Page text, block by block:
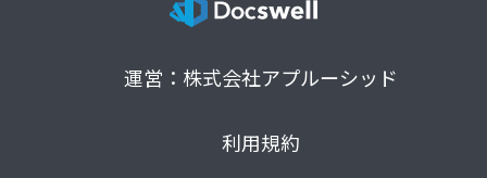
運営：株式会社アプルーシッド
利用規約